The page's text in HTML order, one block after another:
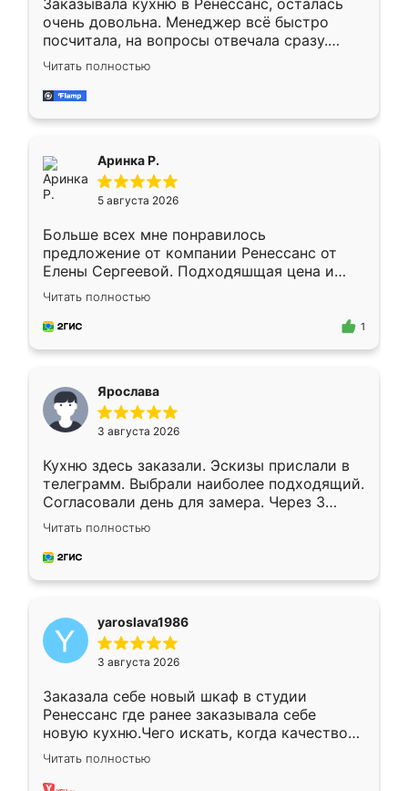
Заказывала кухню в Ренессанс, осталась
очень довольна. Менеджер всё быстро
посчитала, на вопросы отвечала сразу.
Замерщик приехал в субботу, подошёл к
делу со всей ответственностью. Собрали
за день, ребята работали аккуратно, даже
Читать полностью
Аринка Р.
5 августа 2026
Больше всех мне понравилось
предложение от компании Ренессанс от
Елены Сергеевой. Подходяшщая цена и
короткие сроки изготовления. Приехавший
для замера сотрудник Владислав
предложил по моему эскизу самый
Читать полностью
1
Ярослава
3 августа 2026
Кухню здесь заказали. Эскизы прислали в
телеграмм. Выбрали наиболее подходящий.
Согласовали день для замера. Через 3
недели кухня была уже готова. Остались
довольны работой. Спасибо Ренессанс
мебель за качественную работу!
Читать полностью
yaroslava1986
3 августа 2026
Заказала себе новый шкаф в студии
Ренессанс где ранее заказывала себе
новую кухню.Чего искать, когда качеством
вполне довольна. Служит кухня уже почти
два года, нареканий нет.
Читать полностью